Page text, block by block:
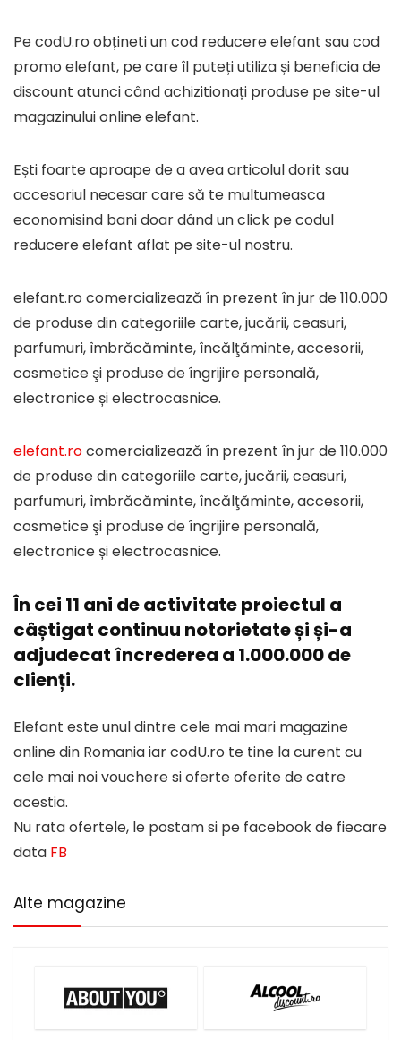
Pe codU.ro obțineti un cod reducere elefant sau cod
promo elefant, pe care îl puteți utiliza și beneficia de
discount atunci când achizitionați produse pe site-ul
magazinului online elefant.
Ești foarte aproape de a avea articolul dorit sau
accesoriul necesar care să te multumeasca
economisind bani doar dând un click pe codul
reducere elefant aflat pe site-ul nostru.
elefant.ro comercializează în prezent în jur de 110.000
de produse din categoriile carte, jucării, ceasuri,
parfumuri, îmbrăcăminte, încălţăminte, accesorii,
cosmetice şi produse de îngrijire personală,
electronice și electrocasnice.
elefant.rocomercializează în prezent în jur de 110.000
de produse din categoriile carte, jucării, ceasuri,
parfumuri, îmbrăcăminte, încălţăminte, accesorii,
cosmetice şi produse de îngrijire personală,
electronice și electrocasnice.
În cei 11 ani de activitate proiectul a
câștigat continuu notorietate și și-a
adjudecat încrederea a 1.000.000 de
clienți.
Elefant este unul dintre cele mai mari magazine
online din Romania iar codU.ro te tine la curent cu
cele mai noi vouchere si oferte oferite de catre
acestia.
Nu rata ofertele, le postam si pe facebook de fiecare
data FB
Alte magazine